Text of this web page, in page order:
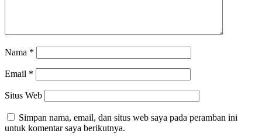
Nama *
Email *
Situs Web
Simpan nama, email, dan situs web saya pada peramban ini
untuk komentar saya berikutnya.